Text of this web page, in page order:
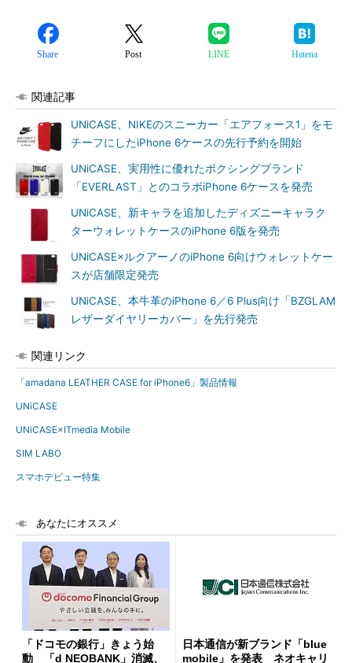
Share Post LINE Hatena
関連記事
UNiCASE、NIKEのスニーカー「エアフォース1」をモ
チーフにしたiPhone 6ケースの先行予約を開始
UNiCASE、実用性に優れたボクシングブランド
「EVERLAST」とのコラボiPhone 6ケースを発売
UNiCASE、新キャラを追加したディズニーキャラク
ターウォレットケースのiPhone 6版を発売
UNiCASE×ルクアーノのiPhone 6向けウォレットケー
スが店舗限定発売
UNiCASE、本牛革のiPhone 6／6 Plus向け「BZGLAM
レザーダイヤリーカバー」を先行発売
関連リンク
「amadana LEATHER CASE for iPhone6」製品情報
UNiCASE
UNiCASE×ITmedia Mobile
SIM LABO
スマホデビュー特集
あなたにオススメ
「ドコモの銀行」きょう始
動 「d NEOBANK」消滅、
日本通信が新ブランド「blue
mobile」を発表 ネオキャリ